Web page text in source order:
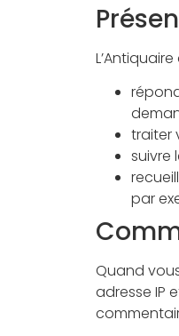
traiter
suivre
par
Quand
adresse IP